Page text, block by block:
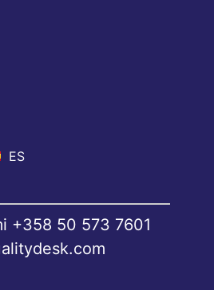
ES
+358 50 573 7601